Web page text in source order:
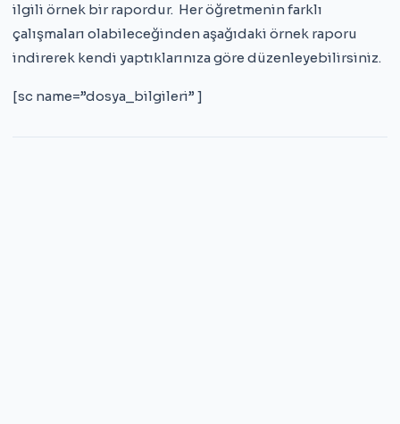
ilgili örnek bir rapordur. Her öğretmenin farklı
çalışmaları olabileceğinden aşağıdaki örnek raporu
indirerek kendi yaptıklarınıza göre düzenleyebilirsiniz.
[sc name=”dosya_bilgileri” ]